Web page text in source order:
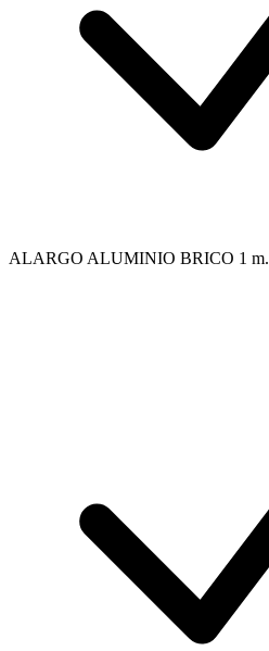
ALARGO ALUMINIO BRICO 1 m.